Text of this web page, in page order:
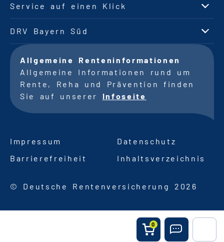
0
Service auf einen Klick
DRV Bayern Süd
Allgemeine Renteninformationen
Allgemeine Informationen rund um
Rente, Reha und Prävention finden
Sie auf unserer Infoseite
Impressum
Datenschutz
Barrierefreiheit
Inhaltsverzeichnis
© Deutsche Rentenversicherung 2026